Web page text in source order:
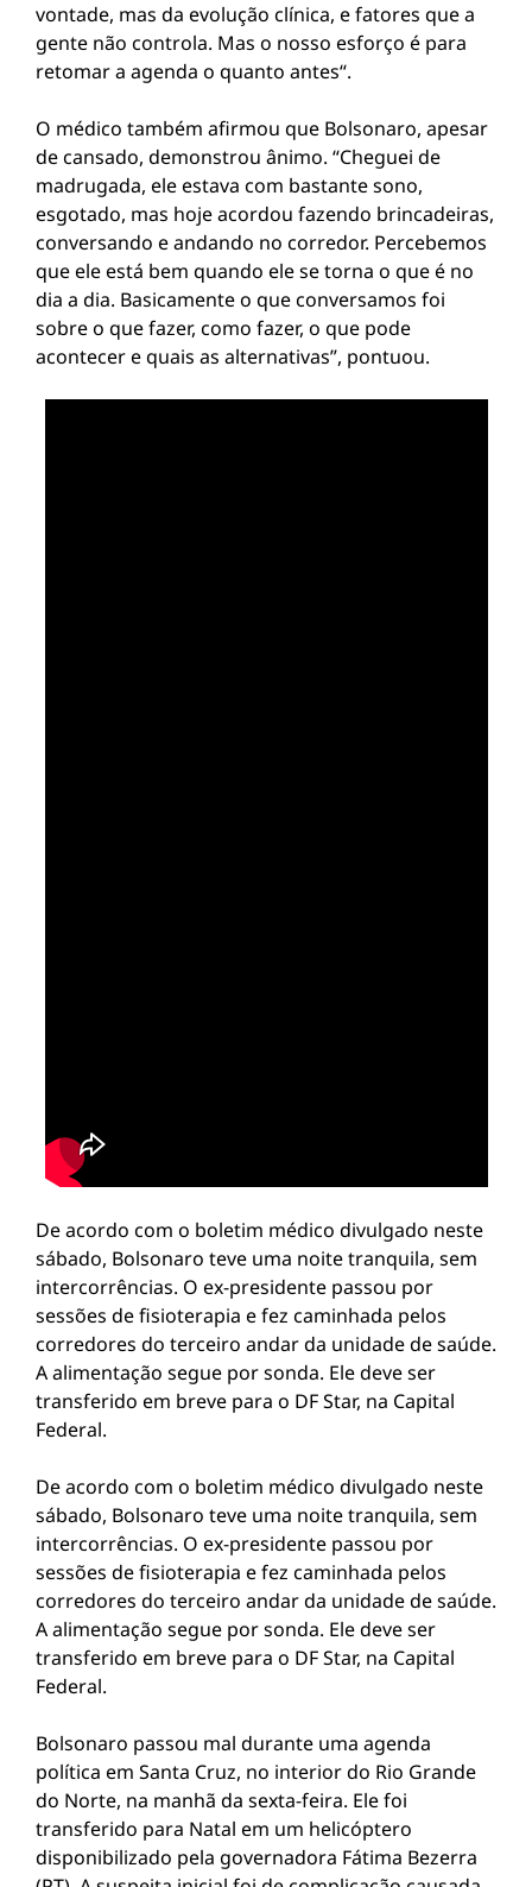
vontade, mas da evolução clínica, e fatores que a
gente não controla. Mas o nosso esforço é para
retomar a agenda o quanto antes“.
O médico também afirmou que Bolsonaro, apesar
de cansado, demonstrou ânimo. “Cheguei de
madrugada, ele estava com bastante sono,
esgotado, mas hoje acordou fazendo brincadeiras,
conversando e andando no corredor. Percebemos
que ele está bem quando ele se torna o que é no
dia a dia. Basicamente o que conversamos foi
sobre o que fazer, como fazer, o que pode
acontecer e quais as alternativas”, pontuou.
De acordo com o boletim médico divulgado neste
sábado, Bolsonaro teve uma noite tranquila, sem
intercorrências. O ex-presidente passou por
sessões de fisioterapia e fez caminhada pelos
corredores do terceiro andar da unidade de saúde.
A alimentação segue por sonda. Ele deve ser
transferido em breve para o DF Star, na Capital
Federal.
De acordo com o boletim médico divulgado neste
sábado, Bolsonaro teve uma noite tranquila, sem
intercorrências. O ex-presidente passou por
sessões de fisioterapia e fez caminhada pelos
corredores do terceiro andar da unidade de saúde.
A alimentação segue por sonda. Ele deve ser
transferido em breve para o DF Star, na Capital
Federal.
Bolsonaro passou mal durante uma agenda
política em Santa Cruz, no interior do Rio Grande
do Norte, na manhã da sexta-feira. Ele foi
transferido para Natal em um helicóptero
disponibilizado pela governadora Fátima Bezerra